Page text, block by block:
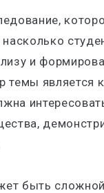
и
темы
быть